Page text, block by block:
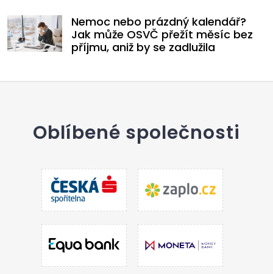
Nemoc nebo prázdný kalendář?
Jak může OSVČ přežít měsíc bez
příjmu, aniž by se zadlužila
Oblíbené společnosti